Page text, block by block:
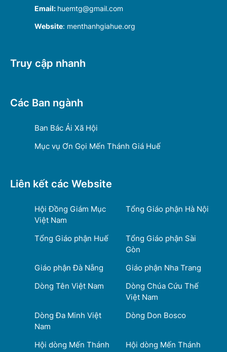
Email: huemtg@gmail.com
Website: menthanhgiahue.org
Truy cập nhanh
Các Ban ngành
Ban Bác Ái Xã Hội
Mục vụ Ơn Gọi Mến Thánh Giá Huế
Liên kết các Website
Hội Đồng Giám Mục
Việt Nam
Tổng Giáo phận Hà Nội
Tổng Giáo phận Huế
Tổng Giáo phận Sài
Gòn
Giáo phận Đà Nẵng
Giáo phận Nha Trang
Dòng Tên Việt Nam
Dòng Chúa Cứu Thế
Việt Nam
Dòng Đa Minh Việt
Nam
Dòng Don Bosco
Hội dòng Mến Thánh
Hội dòng Mến Thánh